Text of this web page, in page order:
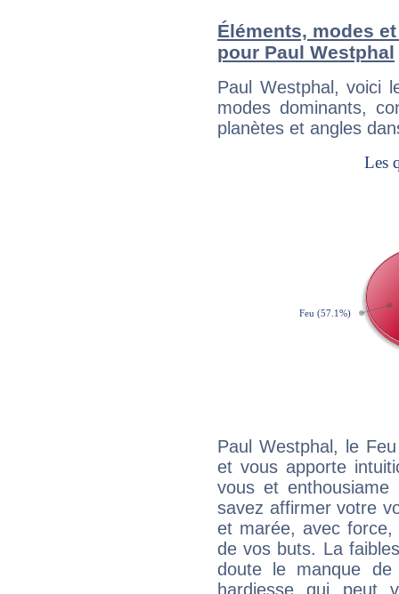
Éléments, modes
pour Paul Westphal
Paul Westphal, voici
modes dominants,
planètes et angles
Paul Westphal, le
et vous apporte
vous et
savez affirmer votre
et marée, avec
de vos buts. La
doute le manque
hardiesse qui peut